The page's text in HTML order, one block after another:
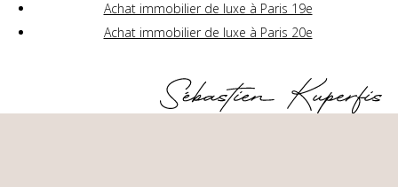
Achat immobilier de luxe à Paris 19e
Achat immobilier de luxe à Paris 20e